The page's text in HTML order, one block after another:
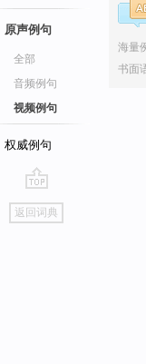
原声例句
全部
音频例句
视频例句
权威例句
go
top
返回词典
海量
书面